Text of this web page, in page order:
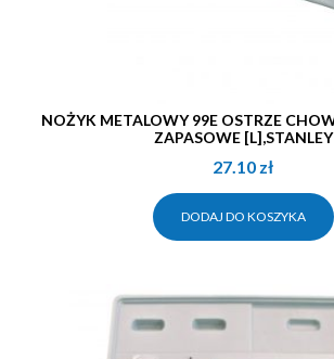
NOŻYK METALOWY 99E OSTRZE CHOWANE 3 OSTRZA
ZAPASOWE [L],STANLEY
27.10 zł
DODAJ DO KOSZYKA